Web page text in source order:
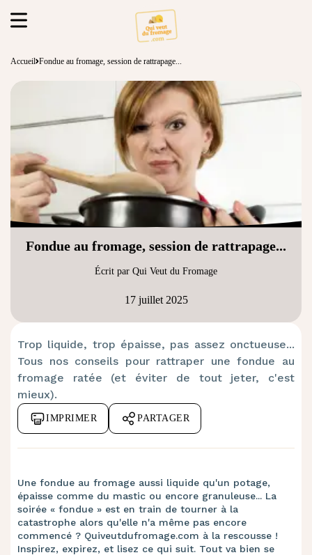
Accueil Fondue au fromage, session de rattrapage...
Fondue au fromage, session de rattrapage...
Écrit par Qui Veut du Fromage
17 juillet 2025
Trop liquide, trop épaisse, pas assez onctueuse...
Tous nos conseils pour rattraper une fondue au
fromage ratée (et éviter de tout jeter, c'est
mieux).
IMPRIMER PARTAGER
Une fondue au fromage aussi liquide qu'un potage,
épaisse comme du mastic ou encore granuleuse... La
soirée « fondue » est en train de tourner à la
catastrophe alors qu'elle n'a même pas encore
commencé ? Quiveutdufromage.com à la rescousse !
Inspirez, expirez, et lisez ce qui suit. Tout va bien se